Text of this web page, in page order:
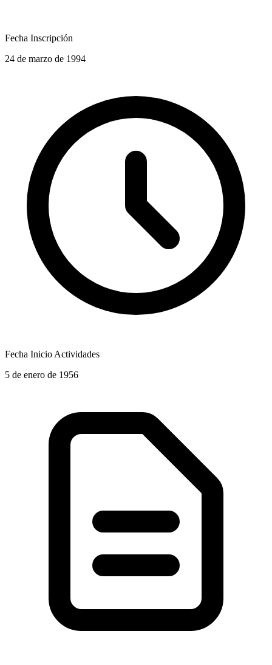
Fecha Inscripción
24 de marzo de 1994
Fecha Inicio Actividades
5 de enero de 1956